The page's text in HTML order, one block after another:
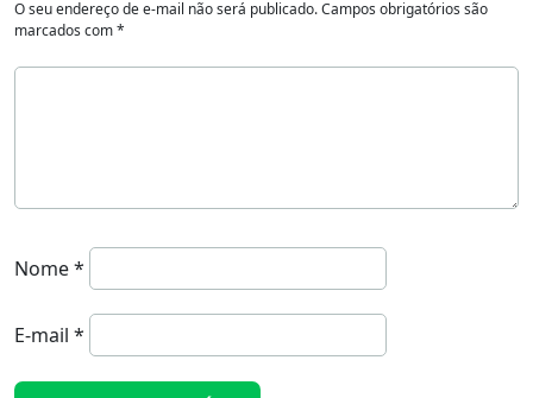
O seu endereço de e-mail não será publicado.Campos obrigatórios são
marcados com*
Nome*
E-mail *